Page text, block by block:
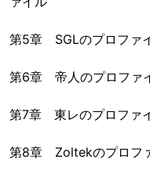
第5章 SGLのプロファ
第6章 帝人のプロファ
第7章 東レのプロファ
第8章 Zoltekのプロフ